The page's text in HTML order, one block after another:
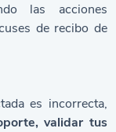
las acciones
de recibo de
es incorrecta,
validar tus